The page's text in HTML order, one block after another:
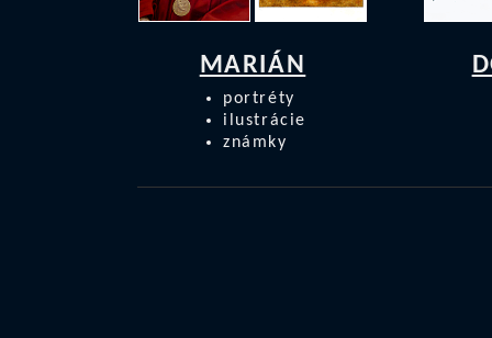
MARIÁN
portréty
ilustrácie
známky